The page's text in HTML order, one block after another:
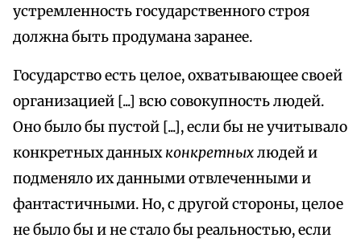
устремленность государственного строя
должна быть продумана заранее.
Государство есть целое, охватывающее своей
организацией [...] всю совокупность людей.
Оно было бы пустой [...], если бы не учитывало
конкретных данныхконкретныхлюдей и
подменяло их данными отвлеченными и
фантастичными. Но, с другой стороны, целое
не было бы и не стало бы реальностью, если